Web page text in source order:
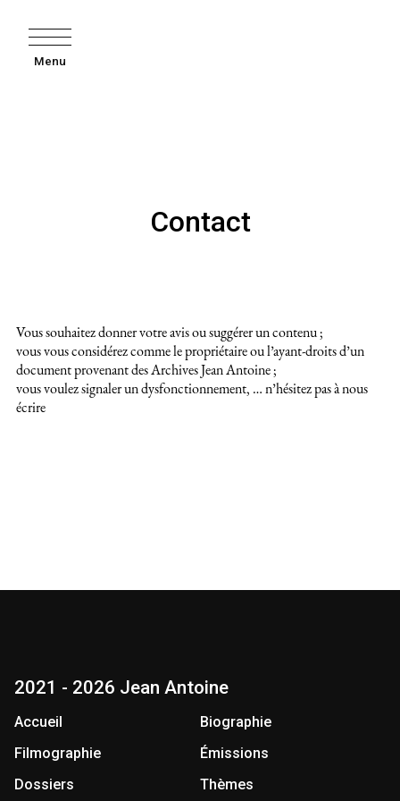
Menu
Contact
Vous souhaitez donner votre avis ou suggérer un contenu ;
vous vous considérez comme le propriétaire ou l’ayant-droits d’un
document provenant des Archives Jean Antoine ;
vous voulez signaler un dysfonctionnement, … n’hésitez pas à nous
écrire
2021 - 2026 Jean Antoine
Accueil
Biographie
Filmographie
Émissions
Dossiers
Thèmes